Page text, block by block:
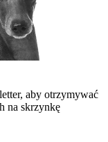
aby otrzymywać
na skrzynkę